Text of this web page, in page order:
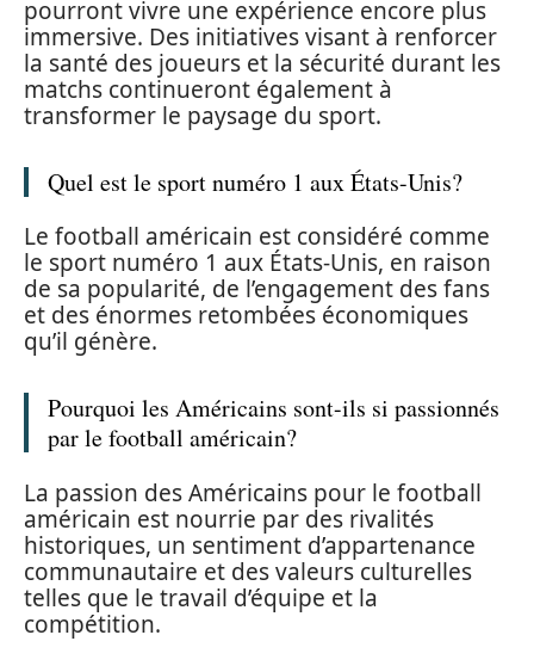
pourront vivre une expérience encore plus
immersive. Des initiatives visant à renforcer
la santé des joueurs et la sécurité durant les
matchs continueront également à
transformer le paysage du sport.
Quel est le sport numéro 1 aux États-Unis?
Le football américain est considéré comme
le sport numéro 1 aux États-Unis, en raison
de sa popularité, de l’engagement des fans
et des énormes retombées économiques
qu’il génère.
Pourquoi les Américains sont-ils si passionnés
par le football américain?
La passion des Américains pour le football
américain est nourrie par des rivalités
historiques, un sentiment d’appartenance
communautaire et des valeurs culturelles
telles que le travail d’équipe et la
compétition.